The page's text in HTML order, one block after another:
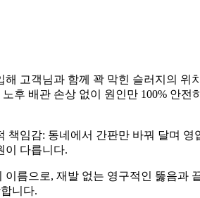
해 고객님과 함께 꽉 막힌 슬러지의 위
후 배관 손상 없이 원인만 100% 안전
책임감: 동네에서 간판만 바꿔 달며 영
이 다릅니다.
이름으로, 재발 없는 영구적인 뚫음과
니다.